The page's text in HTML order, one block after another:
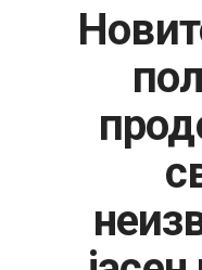
ФИНАНСИИ
БАНКАРСТВО
ЖИВОТ